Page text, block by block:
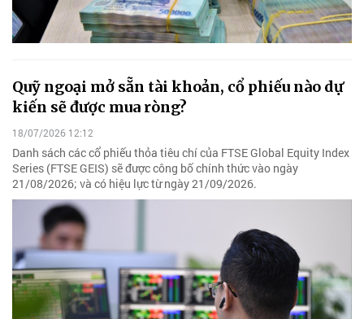
Quỹ ngoại mở sẵn tài khoản, cổ phiếu nào dự
kiến sẽ được mua ròng?
18/07/2026 12:12
Danh sách các cổ phiếu thỏa tiêu chí của FTSE Global Equity Index
Series (FTSE GEIS) sẽ được công bố chính thức vào ngày
21/08/2026; và có hiệu lực từ ngày 21/09/2026.